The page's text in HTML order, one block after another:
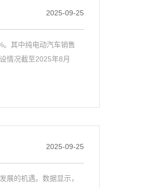
2025-09-25
其中纯电动汽车销售
情况截至2025年8月
2025-09-25
展的机遇。数据显示，